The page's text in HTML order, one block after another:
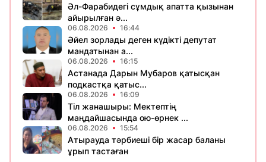
Әл-Фарабидегі сұмдық апатта қызынан
айырылған ә...
06.08.2026 16:44
Әйел зорлады деген күдікті депутат
мандатынан а...
06.08.2026 16:15
Астанада Дарын Мубаров қатысқан
подкастқа қатыс...
06.08.2026 16:09
Тіл жанашыры: Мектептің
маңдайшасында ою-өрнек ...
06.08.2026 15:54
Атырауда тәрбиеші бір жасар баланы
ұрып тастаған